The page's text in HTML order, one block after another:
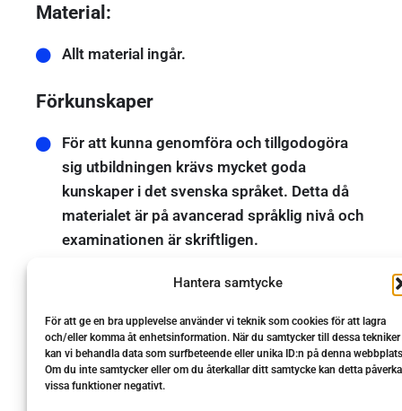
Hantera samtycke
För att ge en bra upplevelse använder vi teknik som cookies för att lagra
och/eller komma åt enhetsinformation. När du samtycker till dessa tekniker
kan vi behandla data som surfbeteende eller unika ID:n på denna
Om du inte samtycker eller om du återkallar ditt samtycke kan detta påverka
vissa funktioner negativt.
Material:
Allt material ingår.
Förkunskaper
För att kunna genomföra och tillgodogöra
sig utbildningen krävs mycket goda
kunskaper i det svenska språket. Detta då
materialet är på avancerad språklig nivå och
examinationen är skriftligen.
Utbildningen är till för dig som vill kunna
arbeta som organisationskonsult efter
avslutad utbildning.